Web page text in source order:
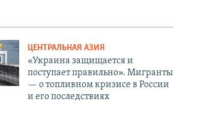
ЦЕНТРАЛЬНАЯ АЗИЯ
«Украина защищается и
поступает правильно». Мигранты
— о топливном кризисе в России
и его последствиях